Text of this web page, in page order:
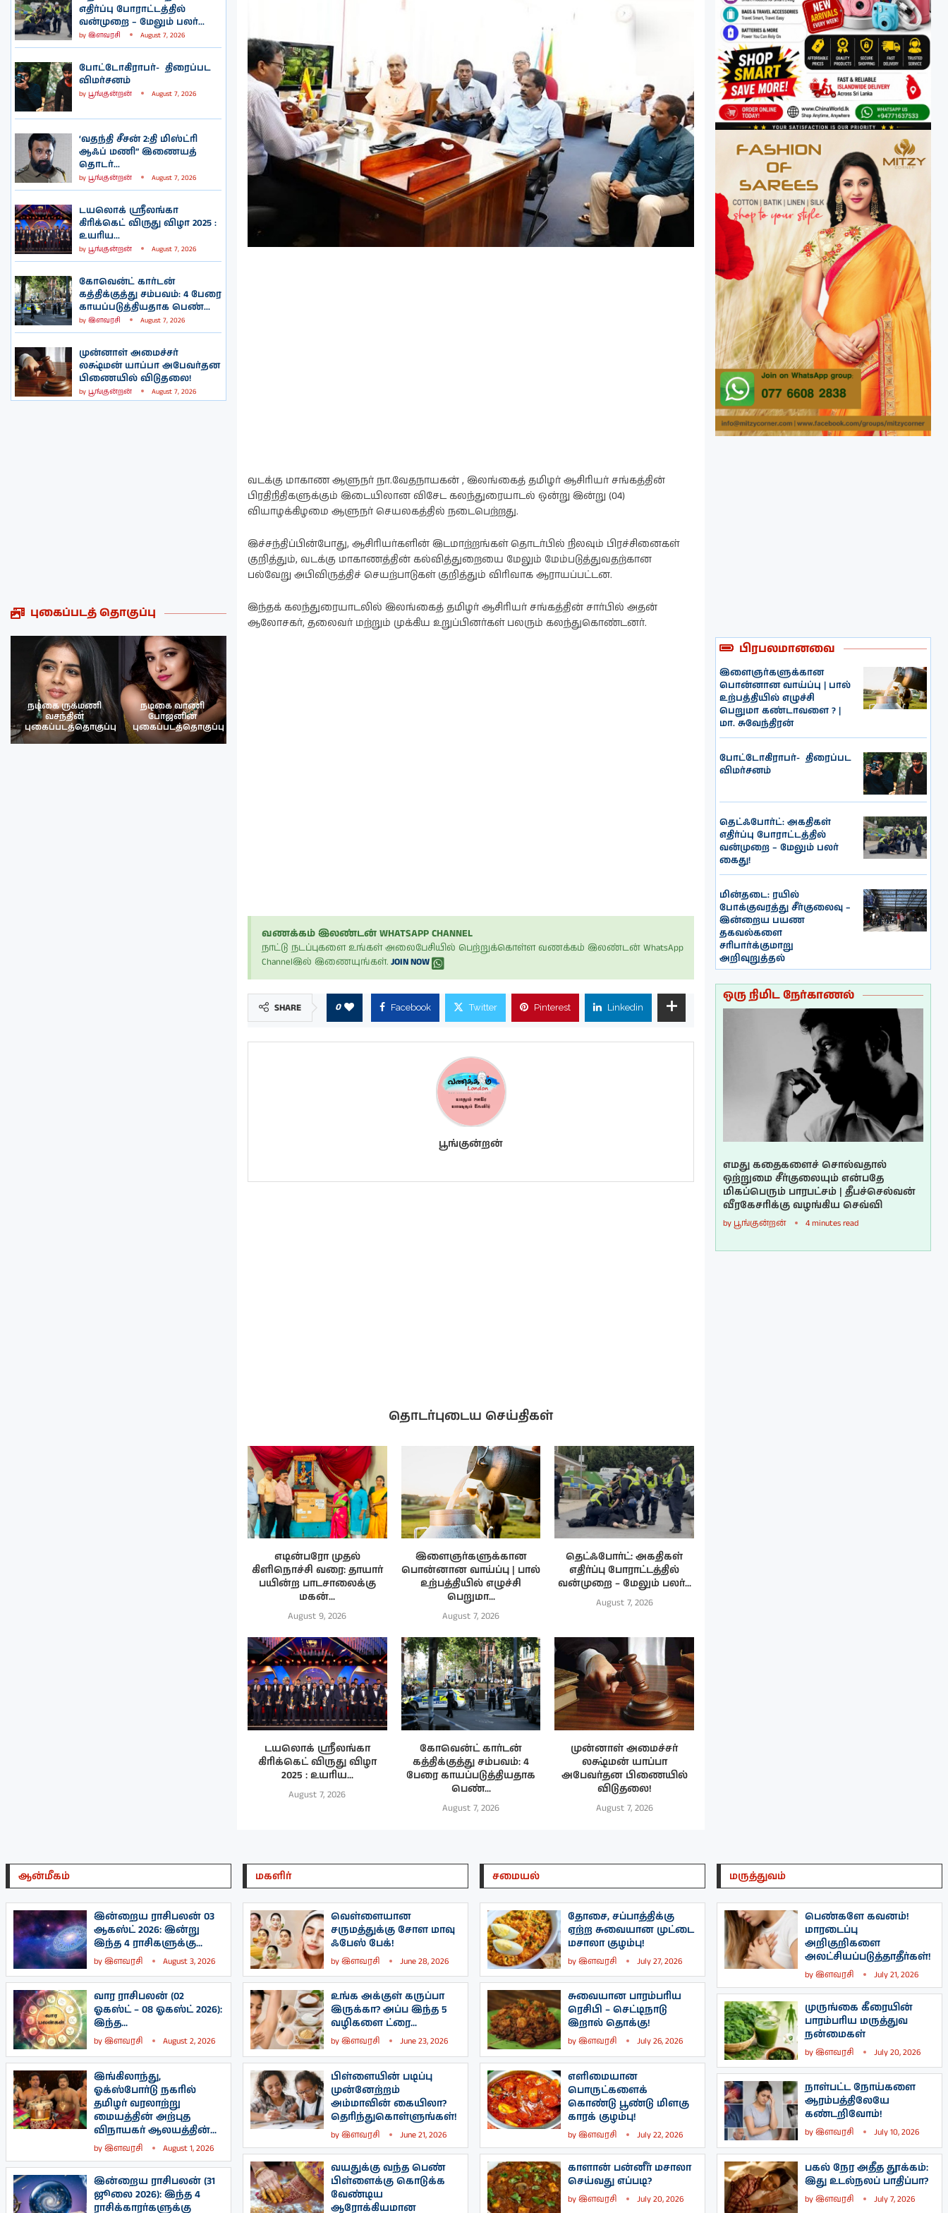
எதிர்ப்பு போராட்டத்தில்
வன்முறை – மேலும் பலர்...
by இளவரசி August 7, 2026
போட்டோகிராபர்- ‌ திரைப்பட
விமர்சனம்
by பூங்குன்றன் August 7, 2026
‘வதந்தி சீசன் 2:தி மிஸ்ட்ரி
ஆஃப் மணி” இணையத்
தொடர்...
by பூங்குன்றன் August 7, 2026
டயலொக் ஸ்ரீலங்கா
கிரிக்கெட் விருது விழா 2025 :
உயரிய...
by பூங்குன்றன் August 7, 2026
கோவென்ட் கார்டன்
கத்திக்குத்து சம்பவம்: 4 பேரை
காயப்படுத்தியதாக பெண்...
by இளவரசி August 7, 2026
முன்னாள் அமைச்சர்
லக்ஷ்மன் யாப்பா அபேவர்தன
பிணையில் விடுதலை!
by பூங்குன்றன் August 7, 2026
புகைப்படத் தொகுப்பு
நடிகை ருக்மணி
வசந்தின்
புகைப்படத்தொகுப்பு
நடிகை வாணி
போஜனின்
புகைப்படத்தொகுப்பு
வடக்கு மாகாண ஆளுநர் நா.வேதநாயகன் , இலங்கைத் தமிழர் ஆசிரியர் சங்கத்தின்
பிரதிநிதிகளுக்கும் இடையிலான விசேட கலந்துரையாடல் ஒன்று இன்று (04)
வியாழக்கிழமை ஆளுநர் செயலகத்தில் நடைபெற்றது.
இச்சந்திப்பின்போது, ஆசிரியர்களின் இடமாற்றங்கள் தொடர்பில் நிலவும் பிரச்சினைகள்
குறித்தும், வடக்கு மாகாணத்தின் கல்வித்துறையை மேலும் மேம்படுத்துவதற்கான
பல்வேறு அபிவிருத்திச் செயற்பாடுகள் குறித்தும் விரிவாக ஆராயப்பட்டன.
இந்தக் கலந்துரையாடலில் இலங்கைத் தமிழர் ஆசிரியர் சங்கத்தின் சார்பில் அதன்
ஆலோசகர், தலைவர் மற்றும் முக்கிய உறுப்பினர்கள் பலரும் கலந்துகொண்டனர்.
வணக்கம் இலண்டன் WHATSAPP CHANNEL
நாட்டு நடப்புகளை உங்கள் அலைபேசியில் பெற்றுக்கொள்ள வணக்கம் இலண்டன் WhatsApp
Channelஇல் இணையுங்கள். JOIN NOW
SHARE 0 Facebook Twitter Pinterest Linkedin
பூங்குன்றன்
தொடர்புடைய செய்திகள்
எடின்பரோ முதல்
கிளிநொச்சி வரை: தாயார்
பயின்ற பாடசாலைக்கு
மகன்...
August 9, 2026
இளைஞர்களுக்கான
பொன்னான வாய்ப்பு | பால்
உற்பத்தியில் எழுச்சி
பெறுமா...
August 7, 2026
தெட்ஃபோர்ட்: அகதிகள்
எதிர்ப்பு போராட்டத்தில்
வன்முறை – மேலும் பலர்...
August 7, 2026
டயலொக் ஸ்ரீலங்கா
கிரிக்கெட் விருது விழா
2025 : உயரிய...
August 7, 2026
கோவென்ட் கார்டன்
கத்திக்குத்து சம்பவம்: 4
பேரை காயப்படுத்தியதாக
பெண்...
August 7, 2026
முன்னாள் அமைச்சர்
லக்ஷ்மன் யாப்பா
அபேவர்தன பிணையில்
விடுதலை!
August 7, 2026
பிரபலமானவை
இளைஞர்களுக்கான
பொன்னான வாய்ப்பு | பால்
உற்பத்தியில் எழுச்சி
பெறுமா கண்டாவளை ? |
மா. சுவேந்திரன்
போட்டோகிராபர்- ‌ திரைப்பட
விமர்சனம்
தெட்ஃபோர்ட்: அகதிகள்
எதிர்ப்பு போராட்டத்தில்
வன்முறை – மேலும் பலர்
கைது!
மின்தடை: ரயில்
போக்குவரத்து சீர்குலைவு –
இன்றைய பயண
தகவல்களை
சரிபார்க்குமாறு
அறிவுறுத்தல்
ஒரு நிமிட நேர்காணல்
எமது கதைகளைச் சொல்வதால்
ஒற்றுமை சீர்குலையும் என்பதே
மிகப்பெரும் பாரபட்சம் | தீபச்செல்வன்
வீரகேசரிக்கு வழங்கிய செவ்வி
by பூங்குன்றன் 4 minutes read
ஆன்மீகம்
இன்றைய ராசிபலன் 03
ஆகஸ்ட் 2026: இன்று
இந்த 4 ராசிகளுக்கு...
byஇளவரசி August 3, 2026
வார ராசிபலன் (02
ஓகஸ்ட் – 08 ஓகஸ்ட் 2026):
இந்த...
byஇளவரசி August 2, 2026
இங்கிலாந்து,
ஓக்ஸ்போர்டு நகரில்
தமிழர் வரலாற்று
மையத்தின் அற்புத
விநாயகர் ஆலயத்தின்...
byஇளவரசி August 1, 2026
இன்றைய ராசிபலன் (31
ஜூலை 2026): இந்த 4
ராசிக்காரர்களுக்கு
மகளிர்
வெள்ளையான
சருமத்துக்கு சோள மாவு
ஃபேஸ் பேக்!
byஇளவரசி June 28, 2026
உங்க அக்குள் கருப்பா
இருக்கா? அப்ப இந்த 5
வழிகளை ட்ரை...
byஇளவரசி June 23, 2026
பிள்ளையின் படிப்பு
முன்னேற்றம்
அம்மாவின் கையிலா?
தெரிந்துகொள்ளுங்கள்!
byஇளவரசி June 21, 2026
வயதுக்கு வந்த பெண்
பிள்ளைக்கு கொடுக்க
வேண்டிய
ஆரோக்கியமான
சமையல்
தோசை, சப்பாத்திக்கு
ஏற்ற சுவையான முட்டை
மசாலா குழம்பு!
byஇளவரசி July 27, 2026
சுவையான பாரம்பரிய
ரெசிபி – செட்டிநாடு
இறால் தொக்கு!
byஇளவரசி July 26, 2026
எளிமையான
பொருட்களைக்
கொண்டு பூண்டு மிளகு
காரக் குழம்பு!
byஇளவரசி July 22, 2026
காளான் பன்னீர் மசாலா
செய்வது எப்படி?
byஇளவரசி July 20, 2026
மருத்துவம்
பெண்களே கவனம்!
மாரடைப்பு
அறிகுறிகளை
அலட்சியப்படுத்தாதீர்கள்!
byஇளவரசி July 21, 2026
முருங்கை கீரையின்
பாரம்பரிய மருத்துவ
நன்மைகள்
byஇளவரசி July 20, 2026
நாள்பட்ட நோய்களை
ஆரம்பத்திலேயே
கண்டறிவோம்!
byஇளவரசி July 10, 2026
பகல் நேர அதீத தூக்கம்:
இது உடல்நலப் பாதிப்பா?
byஇளவரசி July 7, 2026